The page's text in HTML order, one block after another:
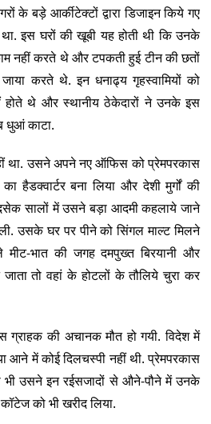
के बड़े आर्कीटेक्टों द्वारा डिजाइन किये गए
इस घरों की खूबी यह होती थी कि उनके
नहीं करते थे और टपकती हुई टीन की छतों
करते थे. इन धनाढ्य गृहस्वामियों को
होते थे और स्थानीय ठेकेदारों ने उनके इस
धुआं काटा.
था. उसने अपने नए ऑफिस को प्रेमपरकास
हैडक्वार्टर बना लिया और देशी मुर्गों की
सालों में उसने बड़ा आदमी कहलाये जाने
उसके घर पर पीने को सिंगल माल्ट मिलने
भात की जगह दमपुख्त बिरयानी और
जाता तो वहां के होटलों के तौलिये चुरा कर
की अचानक मौत हो गयी. विदेश में
आने में कोई दिलचस्पी नहीं थी. प्रेमपरकास
उसने इन रईसजादों से औने-पौने में उनके
को भी खरीद लिया.